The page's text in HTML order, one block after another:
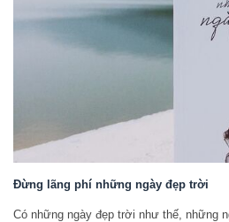
Đừng lãng phí những ngày đẹp trời
Có những ngày đẹp trời như thế, những